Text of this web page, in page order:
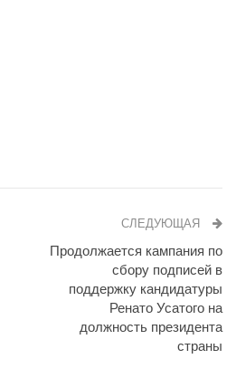
СЛЕДУЮЩАЯ
Продолжается кампания по
сбору подписей в
поддержку кандидатуры
Ренато Усатого на
должность президента
страны